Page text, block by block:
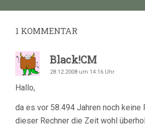
1 KOMMENTAR
Black!CM
28.12.2008 um 14:16 Uhr
Hallo,
da es vor 58.494 Jahren noch keine
dieser Rechner die Zeit wohl